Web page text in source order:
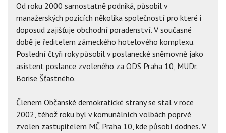
Od roku 2000 samostatně podniká, působil v
manažerských pozicích několika společností pro které i
doposud zajišťuje obchodní poradenství. V současné
době je ředitelem zámeckého hotelového komplexu.
Poslední čtyři roky působil v poslanecké sněmovně jako
asistent poslance zvoleného za ODS Praha 10, MUDr.
Borise Šťastného.
Členem Občanské demokratické strany se stal v roce
2002, téhož roku byl v komunálních volbách poprvé
zvolen zastupitelem MČ Praha 10, kde působí dodnes. V